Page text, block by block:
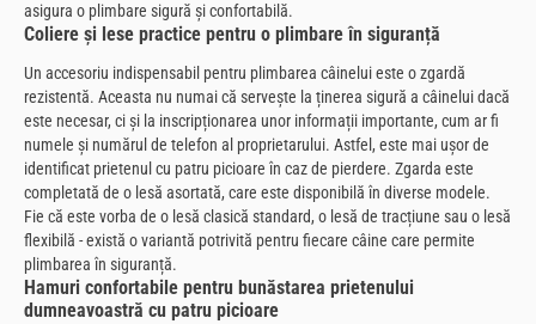
asigura o plimbare sigură și confortabilă.
Coliere și lese practice pentru o plimbare în siguranță
Un accesoriu indispensabil pentru plimbarea câinelui este o zgardă
rezistentă. Aceasta nu numai că servește la ținerea sigură a câinelui dacă
este necesar, ci și la inscripționarea unor informații importante, cum ar fi
numele și numărul de telefon al proprietarului. Astfel, este mai ușor de
identificat prietenul cu patru picioare în caz de pierdere. Zgarda este
completată de o lesă asortată, care este disponibilă în diverse modele.
Fie că este vorba de o lesă clasică standard, o lesă de tracțiune sau o lesă
flexibilă - există o variantă potrivită pentru fiecare câine care permite
plimbarea în siguranță.
Hamuri confortabile pentru bunăstarea prietenului
dumneavoastră cu patru picioare